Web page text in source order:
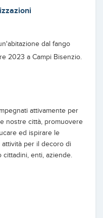
dal fango
2023 a Campi Bisenzio.
attivamente per
nostre città, promuovere
ed ispirare le
per il decoro di
enti, aziende.